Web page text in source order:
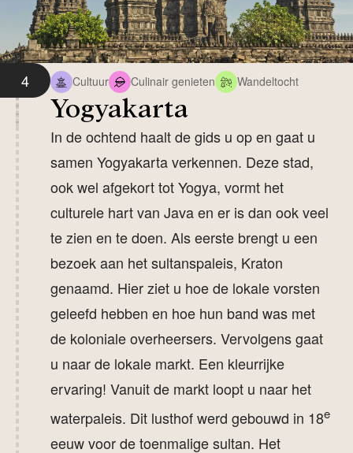
4 Cultuur Culinair genieten Wandeltocht
Yogyakarta
In de ochtend haalt de gids u op en gaat u
samen Yogyakarta verkennen. Deze stad,
ook wel afgekort tot Yogya, vormt het
culturele hart van Java en er is dan ook veel
te zien en te doen. Als eerste brengt u een
bezoek aan het sultanspaleis, Kraton
genaamd. Hier ziet u hoe de lokale vorsten
geleefd hebben en hoe hun band was met
de koloniale overheersers. Vervolgens gaat
u naar de lokale markt. Een kleurrijke
ervaring! Vanuit de markt loopt u naar het
waterpaleis. Dit lusthof werd gebouwd in 18e
eeuw voor de toenmalige sultan. Het